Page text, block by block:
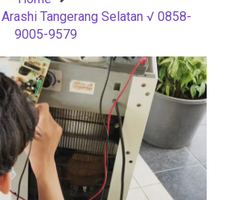
Tangerang Selatan √ 0858-
9005-9579